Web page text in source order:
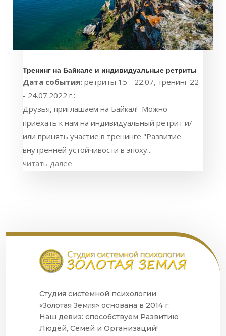
Тренинг на Байкале и индивидуальные ретриты
Дата события: ретриты 15 - 22.07, тренинг 22
- 24.07.2022 г.:
Друзья, приглашаем на Байкал! Можно
приехать к нам на индивидуальный ретрит и/
или принять участие в тренинге "Развитие
внутренней устойчивости в эпоху...
читать далее
Студия системной психологии
«Золотая Земля» основана в 2014 г.
Наш девиз: способствуем Развитию
Людей, Семей и Организаций!